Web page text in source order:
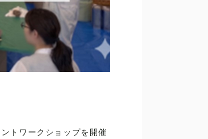
トワークショップを開催